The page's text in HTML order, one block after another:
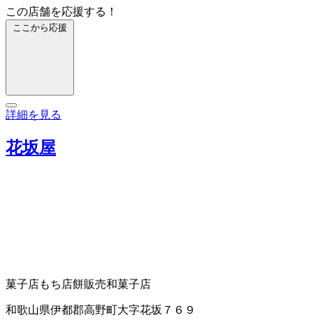
この店舗を応援する！
ここから応援
詳細を見る
花坂屋
菓子店もち店餅販売和菓子店
和歌山県伊都郡高野町大字花坂７６９